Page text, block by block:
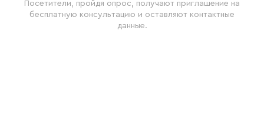
Посетители, пройдя опрос, получают приглашение на
бесплатную консультацию и оставляют контактные
данные.